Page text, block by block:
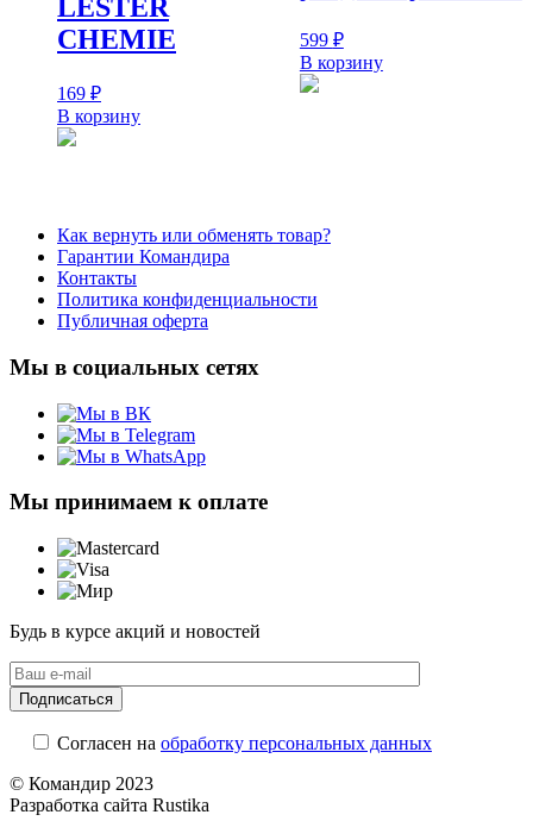
LESTER
CHEMIE
169 ₽
В корзину
599 ₽
В корзину
Как вернуть или обменять товар?
Гарантии Командира
Контакты
Политика конфиденциальности
Публичная оферта
Мы в социальных сетях
Мы принимаем к оплате
Будь в курсе акций и новостей
Согласен на обработку персональных данных
© Командир 2023
Разработка сайта Rustika